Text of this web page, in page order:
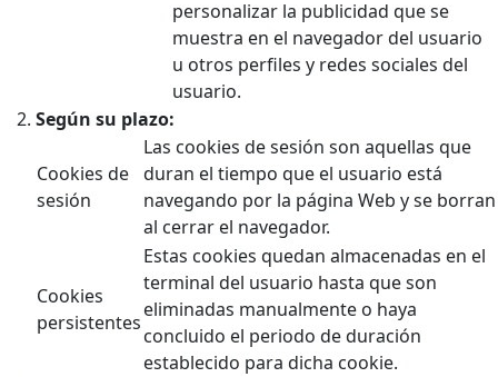
personalizar la publicidad que se
muestra en el navegador del usuario
u otros perfiles y redes sociales del
usuario.
Según su plazo:
Cookies de
sesión
Las cookies de sesión son aquellas que
duran el tiempo que el usuario está
navegando por la página Web y se borran
al cerrar el navegador.
Cookies
persistentes
Estas cookies quedan almacenadas en el
terminal del usuario hasta que son
eliminadas manualmente o haya
concluido el periodo de duración
establecido para dicha cookie.